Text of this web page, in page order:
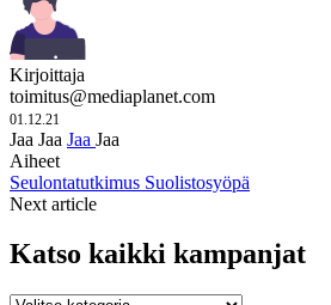
Kirjoittaja
toimitus@mediaplanet.com
01.12.21
Jaa Jaa Jaa Jaa
Aiheet
Seulontatutkimus Suolistosyöpä
Next article
Katso kaikki kampanjat